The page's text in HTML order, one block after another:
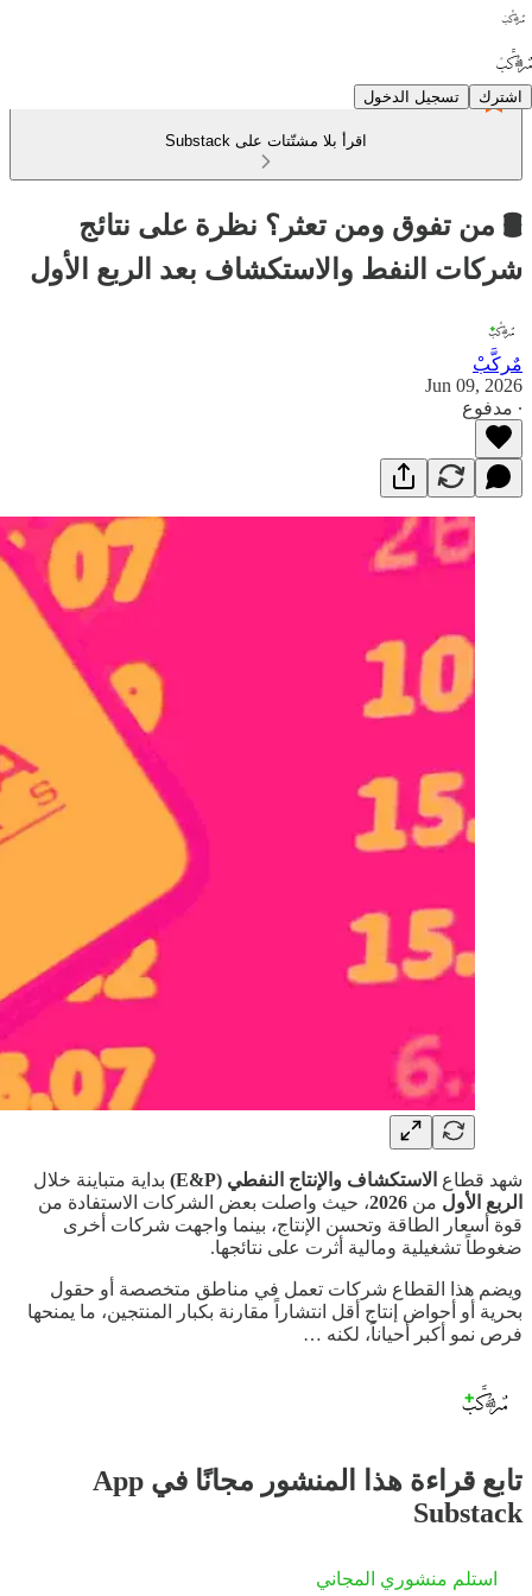
اشترك تسجيل الدخول
اقرأ بلا مشتّتات على Substack
🛢️ من تفوق ومن تعثر؟ نظرة على نتائج
شركات النفط والاستكشاف بعد الربع الأول
مٌركَّبْ
Jun 09, 2026
∙ مدفوع
شهد قطاع الاستكشاف والإنتاج النفطي (E&P)
بداية متباينة خلال
الربع الأول من 2026، حيث واصلت بعض الشركات الاستفادة من
قوة أسعار الطاقة وتحسن الإنتاج، بينما واجهت شركات أخرى
ضغوطاً تشغيلية ومالية أثرت على نتائجها.
ويضم هذا القطاع شركات تعمل في مناطق متخصصة أو حقول
بحرية أو أحواض إنتاج أقل انتشاراً مقارنة بكبار المنتجين، ما يمنحها
فرص نمو أكبر أحياناً، لكنه …
تابع قراءة هذا المنشور مجانًا في App
Substack
استلم منشوري المجاني